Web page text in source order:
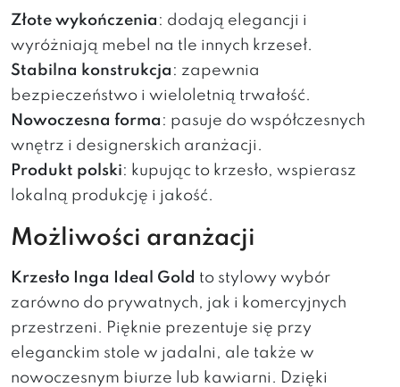
Złote wykończenia : dodają elegancji i
wyróżniają mebel na tle innych krzeseł.
Stabilna konstrukcja : zapewnia
bezpieczeństwo i wieloletnią trwałość.
Nowoczesna forma : pasuje do współczesnych
wnętrz i designerskich aranżacji.
Produkt polski: kupując to krzesło, wspierasz
lokalną produkcję i jakość.
Możliwości aranżacji
Krzesło Inga Ideal Gold to stylowy wybór
zarówno do prywatnych, jak i komercyjnych
przestrzeni. Pięknie prezentuje się przy
eleganckim stole w jadalni, ale także w
nowoczesnym biurze lub kawiarni. Dzięki